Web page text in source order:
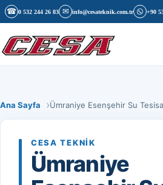
İçeriğe geç
☎ 0 532 244 26 83 ✉ info@cesateknik.com.tr +90
Ana Sayfa Ümraniye Esenşehir Su
CESA TEKNIK
Ümraniye